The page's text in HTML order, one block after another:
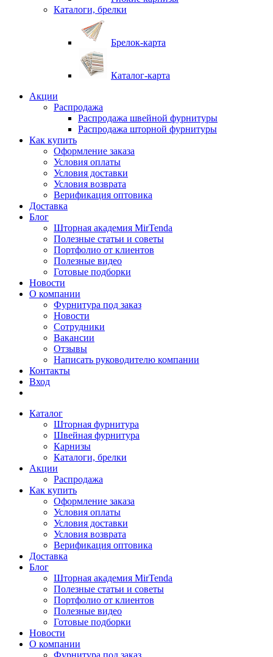
Каталоги, брелки
Брелок-карта
Каталог-карта
Акции
Распродажа
Распродажа швейной фурнитуры
Распродажа шторной фурнитуры
Как купить
Оформление заказа
Условия оплаты
Условия доставки
Условия возврата
Верификация оптовика
Доставка
Блог
Шторная академия MirTenda
Полезные статьи и советы
Портфолио от клиентов
Полезные видео
Готовые подборки
Новости
О компании
Фурнитура под заказ
Новости
Сотрудники
Вакансии
Отзывы
Написать руководителю компании
Контакты
Вход
Каталог
Шторная фурнитура
Швейная фурнитура
Карнизы
Каталоги, брелки
Акции
Распродажа
Как купить
Оформление заказа
Условия оплаты
Условия доставки
Условия возврата
Верификация оптовика
Доставка
Блог
Шторная академия MirTenda
Полезные статьи и советы
Портфолио от клиентов
Полезные видео
Готовые подборки
Новости
О компании
Фурнитура под заказ